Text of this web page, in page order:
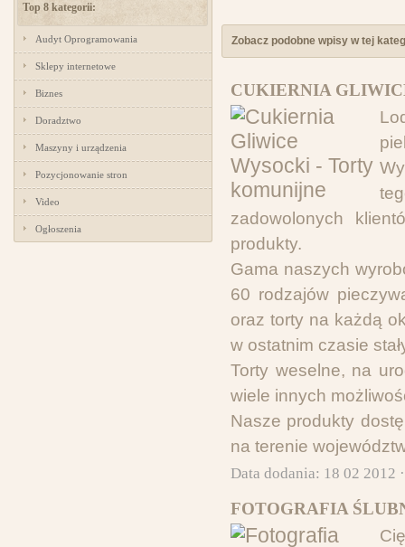
Top 8 kategorii:
Audyt Oprogramowania
Sklepy internetowe
Biznes
Doradztwo
Maszyny i urządzenia
Pozycjonowanie stron
Video
Ogłoszenia
Zobacz podobne wpisy w tej
CUKIERNIA
zadowolonych
produkty.
Gama naszych
60 rodzajów
oraz torty na każdą
w ostatnim czasie
Torty weselne, na
wiele innych
Nasze produkty
na terenie
Data dodania: 18 02 2012
FOTOGRAFIA